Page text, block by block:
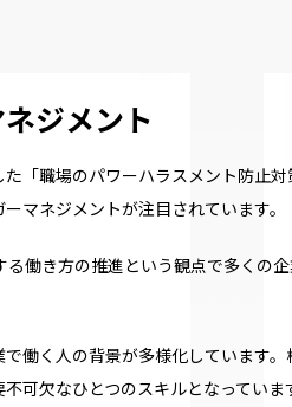
ジメント
「職場のパワーハラスメント防止
マネジメントが注目されています。
働き方の推進という観点で多くの
働く人の背景が多様化しています
可欠なひとつのスキルとなっていま